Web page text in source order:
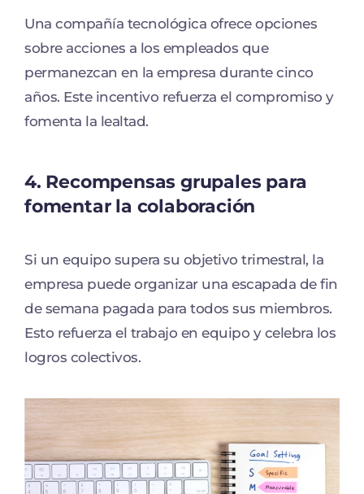
Una compañía tecnológica ofrece opciones
sobre acciones a los empleados que
permanezcan en la empresa durante cinco
años. Este incentivo refuerza el compromiso y
fomenta la lealtad.
4. Recompensas grupales para
fomentar la colaboración
Si un equipo supera su objetivo trimestral, la
empresa puede organizar una escapada de fin
de semana pagada para todos sus miembros.
Esto refuerza el trabajo en equipo y celebra los
logros colectivos.